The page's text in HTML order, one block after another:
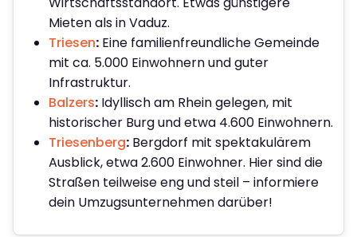
Mieten als in Vaduz.
Triesen: Eine familienfreundliche Gemeinde
mit ca. 5.000 Einwohnern und guter
Infrastruktur.
Balzers: Idyllisch am Rhein gelegen, mit
historischer Burg und etwa 4.600 Einwohnern.
Triesenberg: Bergdorf mit spektakulärem
Ausblick, etwa 2.600 Einwohner. Hier sind die
Straßen teilweise eng und steil – informiere
dein Umzugsunternehmen darüber!